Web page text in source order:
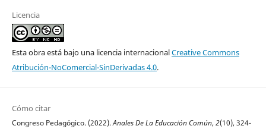
Licencia
Esta obra está bajo una licencia internacionalCreative Commons
Atribución-NoComercial-SinDerivadas 4.0.
Cómo citar
Congreso Pedagógico. (2022).Anales De La Educación Común, 2(10), 324-